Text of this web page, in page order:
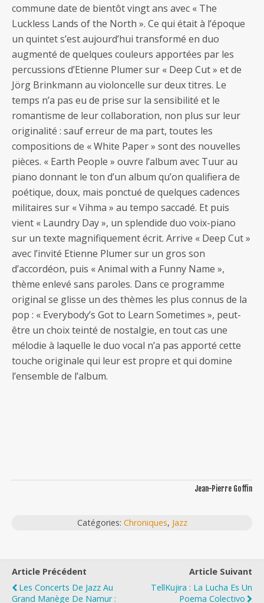
commune date de bientôt vingt ans avec « The
Luckless Lands of the North ». Ce qui était à l’époque
un quintet s’est aujourd’hui transformé en duo
augmenté de quelques couleurs apportées par les
percussions d’Etienne Plumer sur « Deep Cut » et de
Jörg Brinkmann au violoncelle sur deux titres. Le
temps n’a pas eu de prise sur la sensibilité et le
romantisme de leur collaboration, non plus sur leur
originalité : sauf erreur de ma part, toutes les
compositions de « White Paper » sont des nouvelles
pièces. « Earth People » ouvre l’album avec Tuur au
piano donnant le ton d’un album qu’on qualifiera de
poétique, doux, mais ponctué de quelques cadences
militaires sur « Vihma » au tempo saccadé. Et puis
vient « Laundry Day », un splendide duo voix-piano
sur un texte magnifiquement écrit. Arrive « Deep Cut »
avec l’invité Etienne Plumer sur un gros son
d’accordéon, puis « Animal with a Funny Name »,
thème enlevé sans paroles. Dans ce programme
original se glisse un des thèmes les plus connus de la
pop : « Everybody’s Got to Learn Sometimes », peut-
être un choix teinté de nostalgie, en tout cas une
mélodie à laquelle le duo vocal n’a pas apporté cette
touche originale qui leur est propre et qui domine
l’ensemble de l’album.
Jean-Pierre Goffin
Catégories: Chroniques, Jazz
Article Précédent
Les Concerts De Jazz Au
Grand Manège De Namur :
Article Suivant
TellKujira : La Lucha Es Un
Poema Colectivo